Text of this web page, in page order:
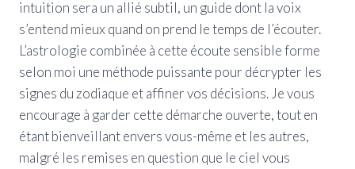
intuition sera un allié subtil, un guide dont la voix
s’entend mieux quand on prend le temps de l’écouter.
L’astrologie combinée à cette écoute sensible forme
selon moi une méthode puissante pour décrypter les
signes du zodiaque et affiner vos décisions. Je vous
encourage à garder cette démarche ouverte, tout en
étant bienveillant envers vous-même et les autres,
malgré les remises en question que le ciel vous